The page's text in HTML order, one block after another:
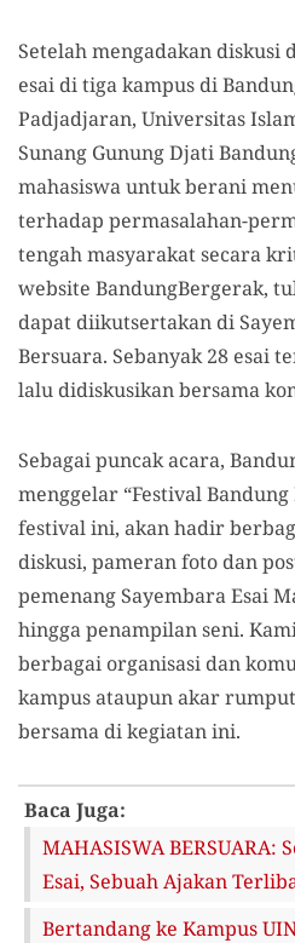
Setelah mengadakan diskusi
esai di tiga kampus di
Padjadjaran, Universitas
Sunang Gunung Djati
mahasiswa untuk berani
terhadap permasalahan-
tengah masyarakat secara
website BandungBergerak,
dapat diikutsertakan di
Bersuara. Sebanyak 28 esai
lalu didiskusikan bersama
Sebagai puncak acara,
menggelar “Festival
festival ini, akan hadir
diskusi, pameran foto dan
pemenang Sayembara Esai
hingga penampilan seni.
berbagai organisasi dan
kampus ataupun akar
bersama di kegiatan ini.
Baca Juga:
MAHASISWA BERSUARA:
Esai, Sebuah Ajakan
Bertandang ke Kampus